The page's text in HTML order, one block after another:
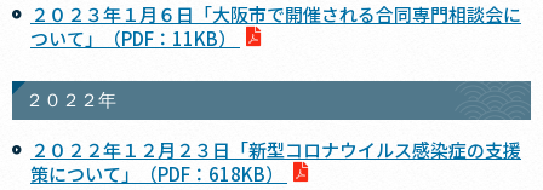
２０２３年１月６日「大阪市で開催される合同専門相談会に
ついて」（PDF：11KB）
２０２２年
２０２２年１２月２３日「新型コロナウイルス感染症の支援
策について」（PDF：618KB）